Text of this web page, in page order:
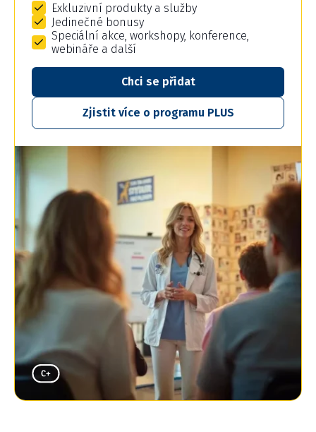
Exkluzivní produkty a služby
Jedinečné bonusy
Speciální akce, workshopy, konference,
webináře a další
Chci se přidat
Zjistit více o programu PLUS